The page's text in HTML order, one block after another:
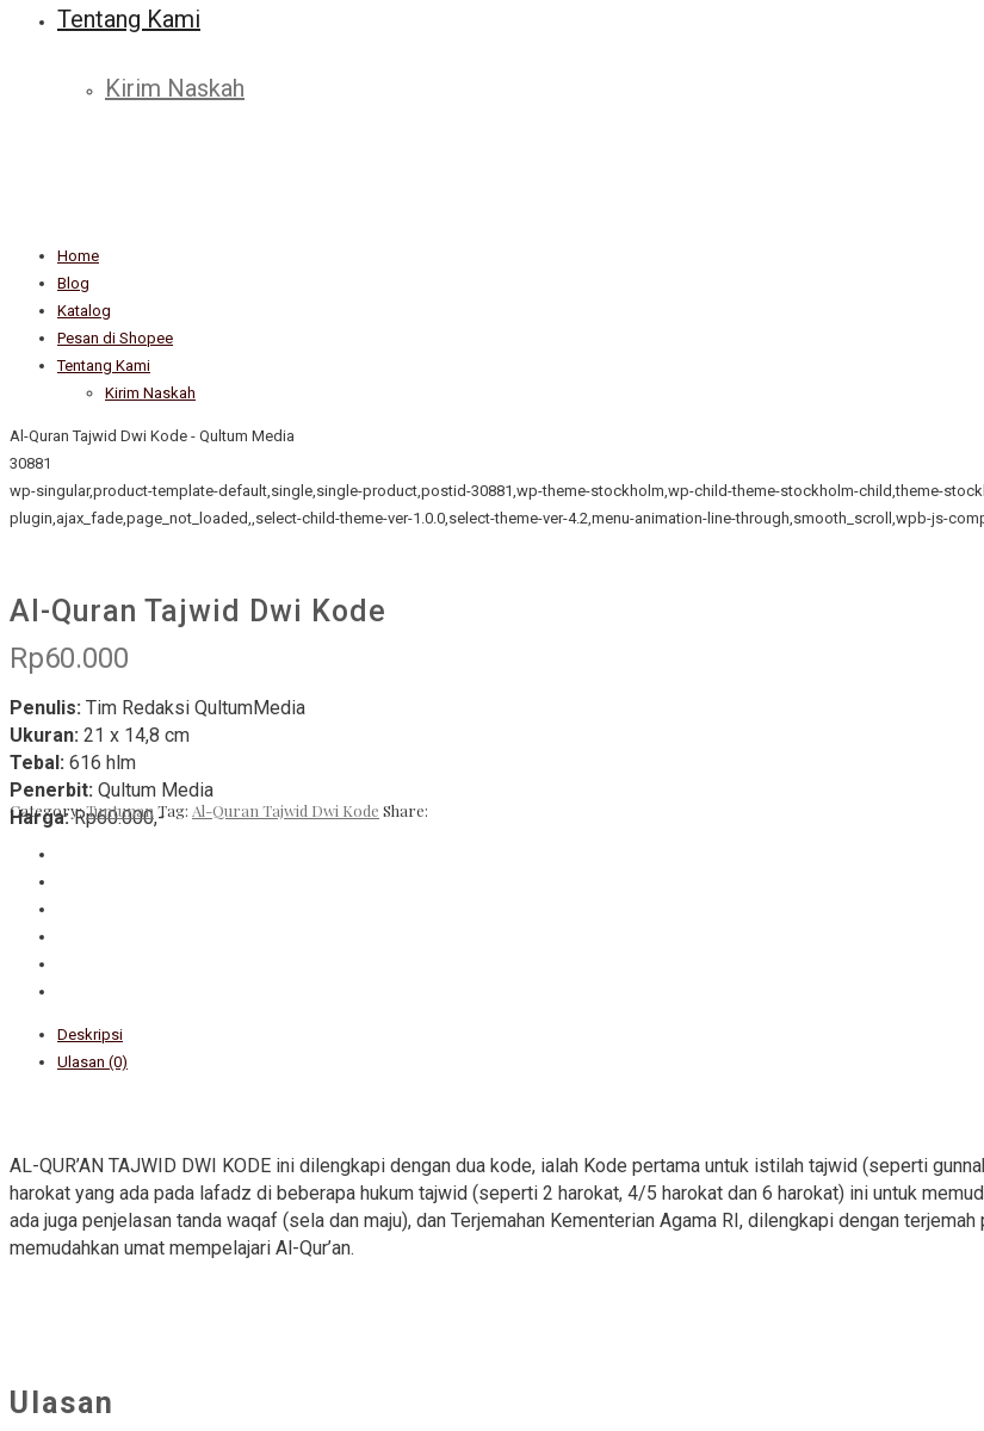
Tentang Kami
Kirim Naskah
Home
Blog
Katalog
Pesan di Shopee
Tentang Kami
Kirim Naskah
Al-Quran Tajwid Dwi Kode - Qultum Media
30881
wp-singular,product-template-default,single,single-product,postid-30881,wp-theme-stockholm,wp-child-theme-stockholm-child,theme-
plugin,ajax_fade,page_not_loaded,,select-child-theme-ver-1.0.0,select-theme-ver-4.2,menu-animation-line-through,smooth_scroll,wpb-js-
Al-Quran Tajwid Dwi Kode
Rp60.000
Penulis: Tim Redaksi QultumMedia
Ukuran: 21 x 14,8 cm
Tebal: 616 hlm
Penerbit: Qultum Media
Harga:Rp60.000,-
Category:TuntunanTag: Al-Quran Tajwid Dwi Kode Share:
Deskripsi
Ulasan (0)
AL-QUR’AN TAJWID DWI KODE ini dilengkapi dengan dua kode, ialah Kode pertama untuk istilah tajwid (seperti
harokat yang ada pada lafadz di beberapa hukum tajwid (seperti 2 harokat, 4/5 harokat dan 6 harokat) ini untuk
ada juga penjelasan tanda waqaf (sela dan maju), dan Terjemahan Kementerian Agama RI, dilengkapi dengan
memudahkan umat mempelajari Al-Qur’an.
Ulasan